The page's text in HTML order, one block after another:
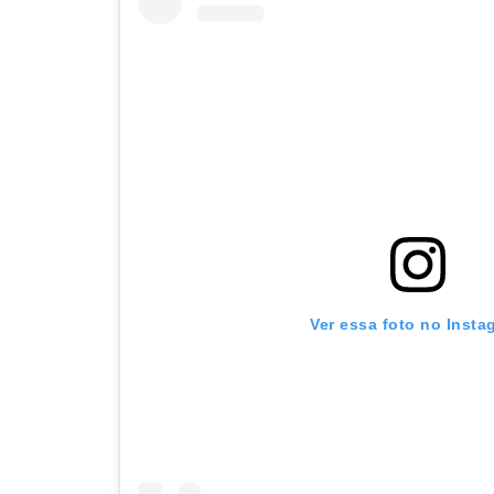
Ver essa foto no